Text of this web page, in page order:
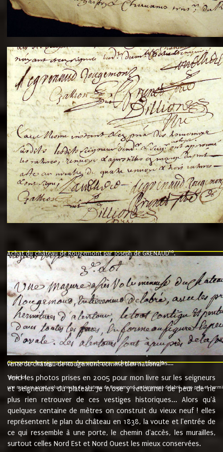
Achat du château de Rougemont par Joseph de GRENAUD10.
"l'an mil six cent soixante treze le ving neuvième jour du mois de
nommé fut présent Messire Claude Guillaume de Moyriat chevalier baron
vend, purement simplement et irrevocablement a monseigneur monsieur
et chavannes conseiller du roy au parlement de Bourgogne, present et
que le dit seigneur Baron de la Vellière a sur ses hommes, indivisables et
de la Velliere tout ainsi et comme le dit seigneur Baron et ses
présent......"
suivent les rentes, donation des terriers, etc... au prix de 880 livre louis
Ci contre les signatures des vendeurs, acheteurs, témoins....
vente du château de Rougemont comme bien national9.
"3ème lot
une mazure assez volumineuse du chateau de Rougemond, entierement delabré, avec près et
Voici les photos prises en 2005 pour mon livre sur les seigneurs
et seigneuries du plateau. Je n'ose y retourner de peur de ne
plus rien retrouver de ces vestiges historiques... Alors qu'à
quelques centaine de mètres on construit du vieux neuf ! elles
représentent le plan du château en 1838, la voute et l'entrée de
ce qui ressemble à une porte, le chemin d'accès, les murailles,
surtout celles Nord Est et Nord Ouest les mieux conservées.